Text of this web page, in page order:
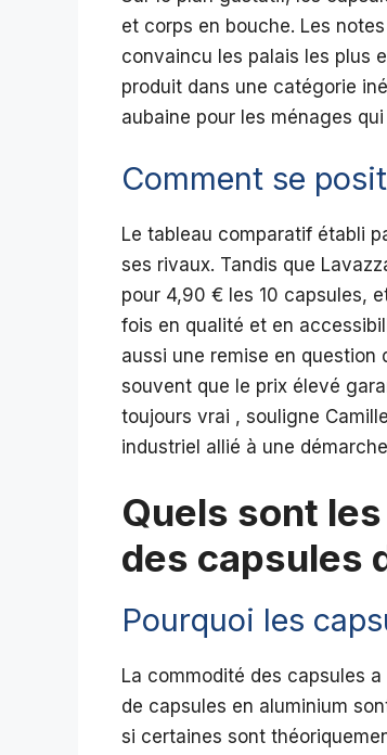
et corps en bouche. Les
convaincu les palais les plus
produit dans une catégorie
aubaine pour les ménages
Comment se
Le tableau comparatif établi
ses rivaux. Tandis que
pour 4,90 € les 10 capsules,
fois en qualité et en
aussi une remise en
souvent que le prix élevé
toujours vrai , souligne
industriel allié à une
Quels sont
des capsules
Pourquoi les
La commodité des capsules
de capsules en aluminium
si certaines sont